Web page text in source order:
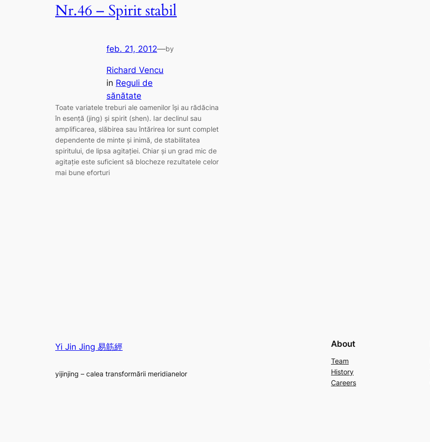
Nr.46 – Spirit stabil
feb. 21, 2012—by
Richard Vencu
in Reguli de
sănătate
Toate variatele treburi ale oamenilor îşi au rădăcina
în esenţă (jing) şi spirit (shen). Iar declinul sau
amplificarea, slăbirea sau întărirea lor sunt complet
dependente de minte şi inimă, de stabilitatea
spiritului, de lipsa agitaţiei. Chiar şi un grad mic de
agitaţie este suficient să blocheze rezultatele celor
mai bune eforturi
Yi Jin Jing 易筋經
yijinjing – calea transformării meridianelor
About
Team
History
Careers